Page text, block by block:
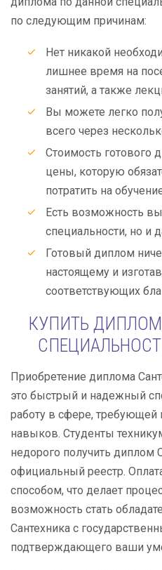
по следующим причинам:
Нет никакой
лишнее время на
занятий, а также
Вы можете легко
всего через
Стоимость готового
цены, которую
потратить на
Есть возможность
специальности, но и
Готовый диплом
настоящему и
соответствующих
КУПИТЬ
Приобретение диплома
это быстрый и надежный
работу в сфере,
навыков. Студенты
недорого получить диплом
официальный реестр.
способом, что делает
возможность стать
Сантехника с
подтверждающего ваши